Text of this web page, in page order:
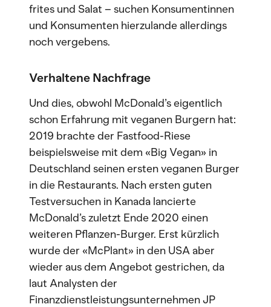
frites und Salat – suchen Konsumentinnen
und Konsumenten hierzulande allerdings
noch vergebens.
Verhaltene Nachfrage
Und dies, obwohl McDonald’s eigentlich
schon Erfahrung mit veganen Burgern hat:
2019 brachte der Fastfood-Riese
beispielsweise mit dem «Big Vegan» in
Deutschland seinen ersten veganen Burger
in die Restaurants. Nach ersten guten
Testversuchen in Kanada lancierte
McDonald’s zuletzt Ende 2020 einen
weiteren Pflanzen-Burger. Erst kürzlich
wurde der «McPlant» in den USA aber
wieder aus dem Angebot gestrichen, da
laut Analysten der
Finanzdienstleistungsunternehmen JP